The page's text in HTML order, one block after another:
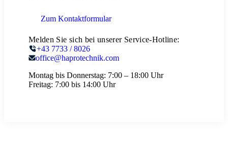
Zum Kontaktformular
Melden Sie sich bei unserer Service-Hotline:
+43 7733 / 8026
office@haprotechnik.com
Montag bis Donnerstag: 7:00 – 18:00 Uhr
Freitag: 7:00 bis 14:00 Uhr